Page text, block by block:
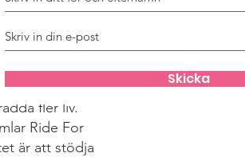
cykelevent
hjärtstopp
föräldrar
blev
fler liv.
Ride For
är att stödja
Skicka